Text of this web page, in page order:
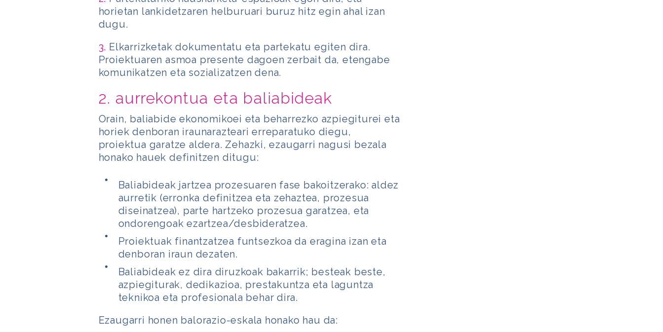
horietan lankidetzaren helburuari buruz hitz egin ahal izan
dugu.
3. Elkarrizketak dokumentatu eta partekatu egiten dira.
Proiektuaren asmoa presente dagoen zerbait da, etengabe
komunikatzen eta sozializatzen dena.
2. aurrekontua eta baliabideak
Orain, baliabide ekonomikoei eta beharrezko azpiegiturei eta
horiek denboran iraunarazteari erreparatuko diegu,
proiektua garatze aldera. Zehazki, ezaugarri nagusi bezala
honako hauek definitzen ditugu:
Baliabideak jartzea prozesuaren fase bakoitzerako: aldez
aurretik (erronka definitzea eta zehaztea, prozesua
diseinatzea), parte hartzeko prozesua garatzea, eta
ondorengoak ezartzea/desbideratzea.
Proiektuak finantzatzea funtsezkoa da eragina izan eta
denboran iraun dezaten.
Baliabideak ez dira diruzkoak bakarrik; besteak beste,
azpiegiturak, dedikazioa, prestakuntza eta laguntza
teknikoa eta profesionala behar dira.
Ezaugarri honen balorazio-eskala honako hau da: